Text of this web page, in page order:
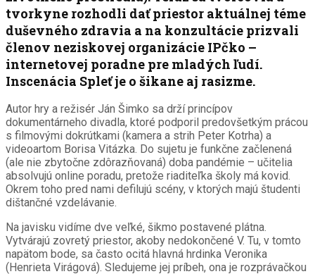
tvorkyne rozhodli dať priestor aktuálnej téme
duševného zdravia a na konzultácie prizvali
členov neziskovej organizácie IPčko –
internetovej poradne pre mladých ľudí.
Inscenácia Spleť je o šikane aj rasizme.
Autor hry a režisér Ján Šimko sa drží princípov
dokumentárneho divadla, ktoré podporil predovšetkým prácou
s filmovými dokrútkami (kamera a strih Peter Kotrha) a
videoartom Borisa Vitázka. Do sujetu je funkčne začlenená
(ale nie zbytočne zdôrazňovaná) doba pandémie – učitelia
absolvujú online poradu, pretože riaditeľka školy má kovid.
Okrem toho pred nami defilujú scény, v ktorých majú študenti
dištančné vzdelávanie.
Na javisku vidíme dve veľké, šikmo postavené plátna.
Vytvárajú zovretý priestor, akoby nedokončené V. Tu, v tomto
napätom bode, sa často ocitá hlavná hrdinka Veronika
(Henrieta Virágová). Sledujeme jej príbeh, ona je rozprávačkou